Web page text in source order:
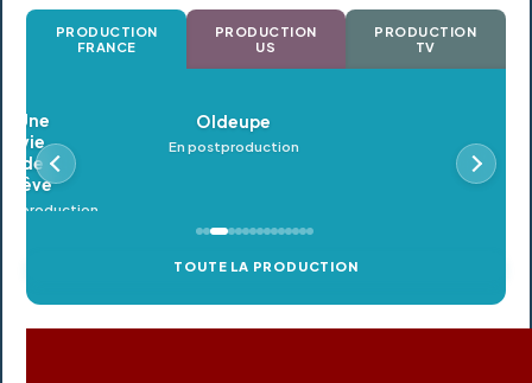
PRODUCTION
FRANCE
PRODUCTION
US
PRODUCTION
TV
Oldeupe
En postproduction
TOUTE LA PRODUCTION